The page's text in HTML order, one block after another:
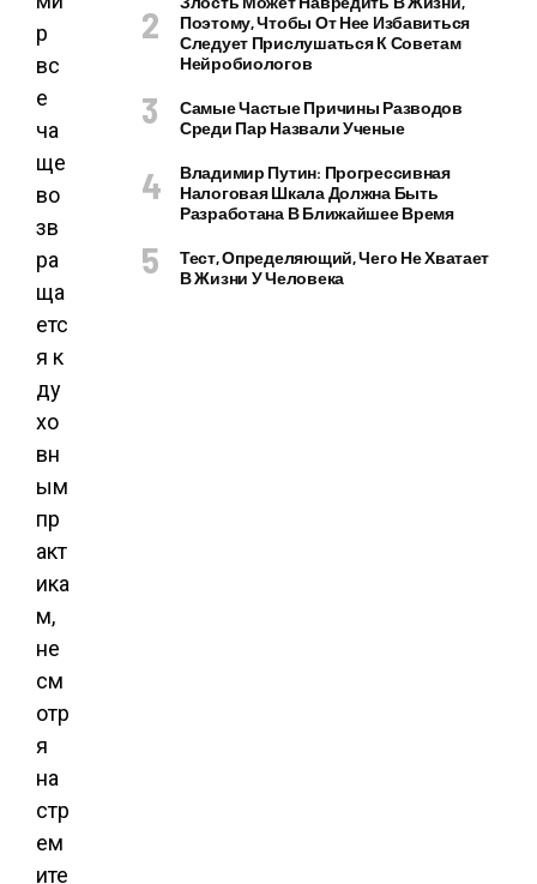
р
вс
е
ча
ще
во
зв
ра
ща
етс
я к
ду
хо
вн
ым
пр
акт
ика
м,
не
см
отр
я
на
стр
ем
ите
Поэтому, Чтобы От Нее Избавиться
Следует Прислушаться К Советам
Нейробиологов
Самые Частые Причины Разводов
Среди Пар Назвали Ученые
Владимир Путин: Прогрессивная
Налоговая Шкала Должна Быть
Разработана В Ближайшее Время
Тест, Определяющий, Чего Не Хватает
В Жизни У Человека